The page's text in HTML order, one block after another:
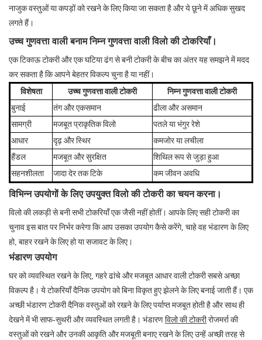
नाजुक वस्तुओं या कपड़ों को रखने के लिए किया जा सकता है और ये छूने में अधिक सुखद
लगते हैं।
उच्च गुणवत्ता वाली बनाम निम्न गुणवत्ता वाली विलो की टोकरियाँ।
एक टिकाऊ टोकरी और एक घटिया ढंग से बनी टोकरी के बीच का अंतर यह समझने में मदद
कर सकता है कि आपने बेहतर विकल्प चुना है या नहीं।
विशेषता
उच्च गुणवत्ता वाली टोकरी
निम्न गुणवत्ता वाली टोकरी
बुनाई
तंग और एकसमान
ढीला और असमान
सामग्री
मजबूत प्राकृतिक विलो
पतले या भंगुर रेशे
आधार
दृढ़ और स्थिर
कमजोर या लचीला
हैंडल
मजबूत और सुरक्षित
शिथिल रूप से जुड़ा हुआ
सहनशीलता
जादा देर तक टिके कम जीवन अवधि
विभिन्न उपयोगों के लिए उपयुक्त विलो की टोकरी का चयन करना।
विलो की लकड़ी से बनी सभी टोकरियाँ एक जैसी नहीं होतीं। आपके लिए सही टोकरी का
चुनाव इस बात पर निर्भर करेगा कि आप उसका उपयोग कैसे करेंगे, चाहे वह भंडारण के लिए
हो, बाहर रखने के लिए हो या सजावट के लिए।
भंडारण उपयोग
घर को व्यवस्थित रखने के लिए, गहरे ढांचे और मजबूत आधार वाली टोकरी सबसे अच्छा
विकल्प है। ये टोकरियाँ दैनिक उपयोग को बिना विकृत हुए झेलने के लिए बनाई जाती हैं। एक
अच्छी भंडारण टोकरी दैनिक वस्तुओं को रखने के लिए पर्याप्त मजबूत होती है और साथ ही
देखने में भी साफ-सुथरी और व्यवस्थित लगती है। भंडारणविलो की टोकरीरोजमर्रा की
वस्तुओं को रखने और उनकी आकृति और मजबूती बनाए रखने के लिए उन्हें अच्छी तरह से